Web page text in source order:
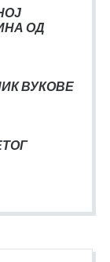
ОД
ВУКОВЕ